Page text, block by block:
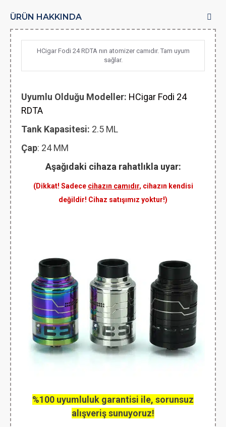
ÜRÜN HAKKINDA
HCigar Fodi 24 RDTA nın atomizer camıdır. Tam uyum
sağlar.
Uyumlu Olduğu Modeller: HCigar Fodi 24
RDTA
Tank Kapasitesi: 2.5 ML
Çap: 24 MM
Aşağıdaki cihaza rahatlıkla uyar:
(Dikkat! Sadece cihazın camıdır, cihazın kendisi
değildir! Cihaz satışımız yoktur!)
%100 uyumluluk garantisi ile, sorunsuz
alışveriş sunuyoruz!